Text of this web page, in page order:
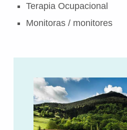
Terapia Ocupacional
Monitoras / monitores